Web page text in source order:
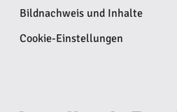
Bildnachweis und Inhalte
Cookie-Einstellungen